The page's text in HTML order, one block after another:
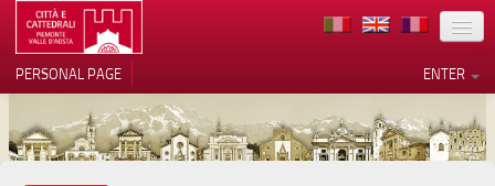
LOCATION
ARCHITECTURE
ENTER
PERSONAL PAGE